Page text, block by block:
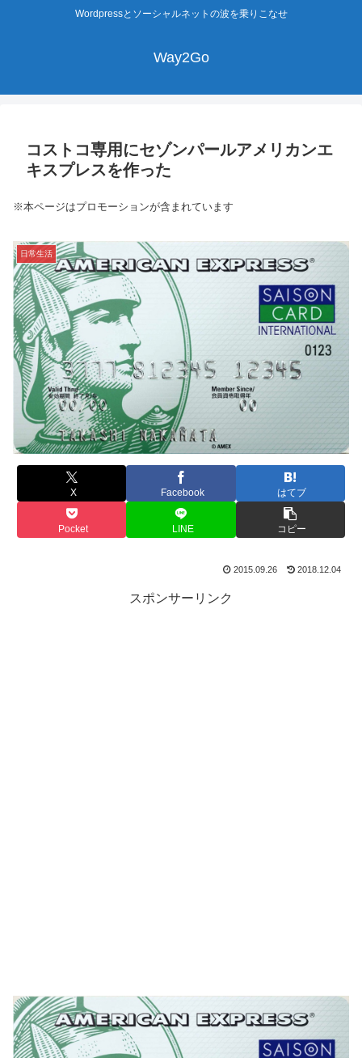
Wordpressとソーシャルネットの波を乗りこなせ
Way2Go
コストコ専用にセゾンパールアメリカンエ
キスプレスを作った
※本ページはプロモーションが含まれています
日常生活
X Facebook はてブ
Pocket LINE コピー
2015.09.26 2018.12.04
スポンサーリンク